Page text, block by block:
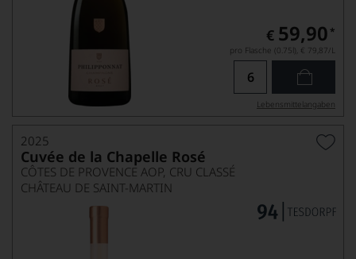
€ 59,90 *
pro Flasche (0.75l), € 79,87/L
Lebensmittel­angaben
2025
Cuvée de la Chapelle Rosé
CÔTES DE PROVENCE AOP, CRU CLASSÉ
CHÂTEAU DE SAINT-MARTIN